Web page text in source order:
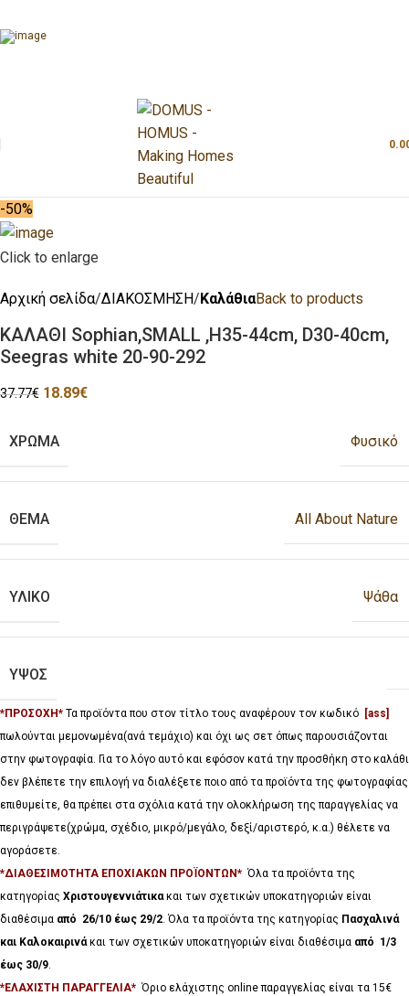
-50%
Click to enlarge
Αρχική σελίδα ΔΙΑΚΟΣΜΗΣΗ ΚαλάθιαBack to products
ΚΑΛΑΘΙ Sophian,SMALL ,H35-44cm, D30-40cm,
Seegras white 20-90-292
37.77€ 18.89€
ΧΡΩΜΑ Φυσικό
ΘΕΜΑ All About Nature
ΥΛΙΚΟ Ψάθα
ΥΨΟΣ
*ΠΡΟΣΟΧΗ* Τα προϊόντα που στον τίτλο τους αναφέρουν τον κωδικό [ass]
πωλούνται μεμονωμένα(ανά τεμάχιο) και όχι ως σετ όπως παρουσιάζονται
στην φωτογραφία. Για το λόγο αυτό και εφόσον κατά την προσθήκη στο καλάθι
δεν βλέπετε την επιλογή να διαλέξετε ποιο από τα προϊόντα της φωτογραφίας
επιθυμείτε, θα πρέπει στα σχόλια κατά την ολοκλήρωση της παραγγελίας να
περιγράψετε(χρώμα, σχέδιο, μικρό/μεγάλο, δεξί/αριστερό, κ.α.) θέλετε να
αγοράσετε.
*ΔΙΑΘΕΣΙΜΟΤΗΤΑ ΕΠΟΧΙΑΚΩΝ ΠΡΟΪΟΝΤΩΝ* Όλα τα προϊόντα της
κατηγορίας Χριστουγεννιάτικακαι των σχετικών υποκατηγοριών είναι
διαθέσιμα από 26/10 έως 29/2 . Όλα τα προϊόντα της κατηγορίας Πασχαλινά
και Καλοκαιρινάκαι των σχετικών υποκατηγοριών είναι διαθέσιμα από 1/3
έως 30/9
*ΕΛΑΧΙΣΤΗ ΠΑΡΑΓΓΕΛΙΑ* Όριο ελάχιστης online παραγγελίας είναι τα 15€